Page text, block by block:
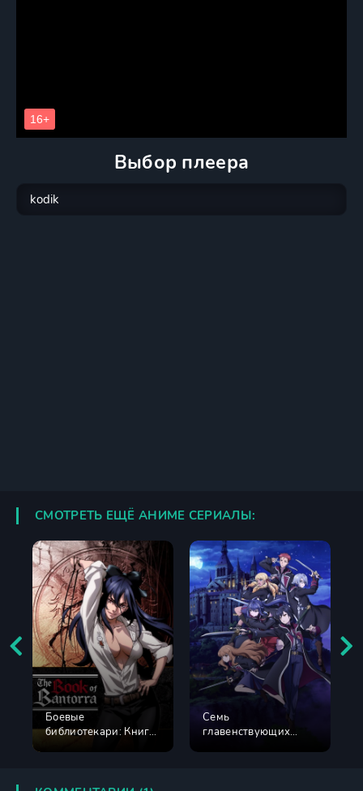
Выбор плеера
СМОТРЕТЬ ЕЩЁ АНИМЕ СЕРИАЛЫ:
Боевые
библиотекари: Книга
Семь
главенствующих